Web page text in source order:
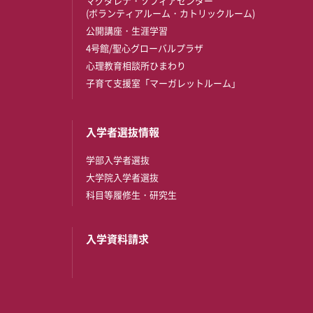
(ボランティアルーム・カトリックルーム)
公開講座・生涯学習
4号館/聖心グローバルプラザ
心理教育相談所ひまわり
子育て支援室「マーガレットルーム」
入学者選抜情報
学部入学者選抜
大学院入学者選抜
科目等履修生・研究生
入学資料請求